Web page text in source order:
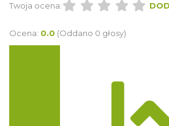
Twoja ocena:
Ocena: 0.0 (Oddano 0 głosy)